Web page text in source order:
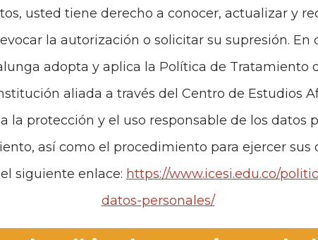
usted tiene derecho a conocer, actualizar y
la autorización o solicitar su supresión.
adopta y aplica la Política de Tratamiento
aliada a través del Centro de Estudios
la protección y el uso responsable de los datos
así como el procedimiento para ejercer sus
siguiente enlace: https://www.icesi.edu.co/
datos-personales/